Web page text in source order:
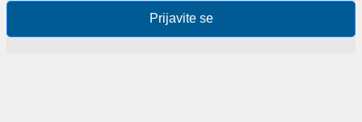
Prijavite se